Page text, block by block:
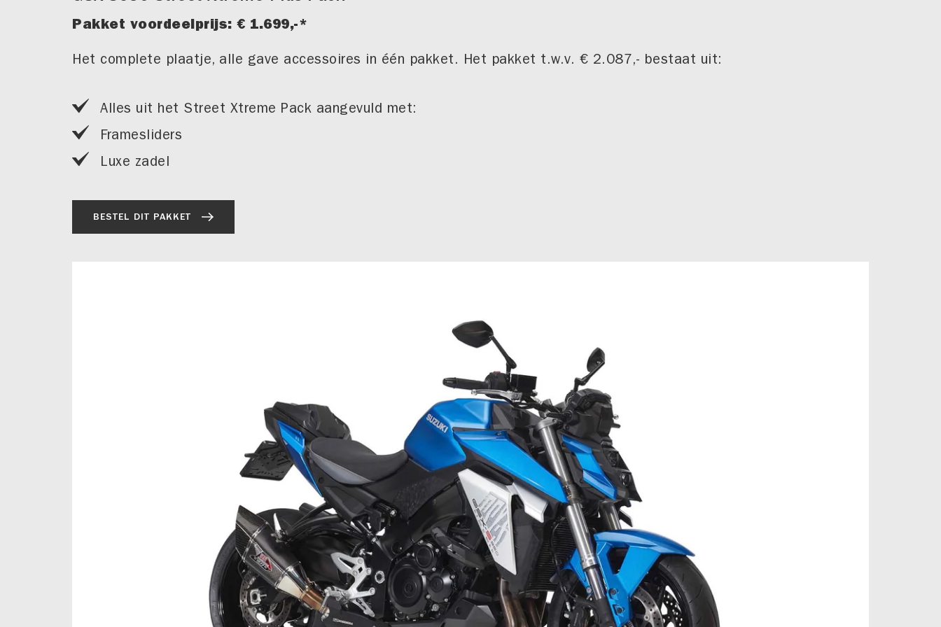
Pakket voordeelprijs: € 1.699,-*
Het complete plaatje, alle gave accessoires in één pakket. Het pakket t.w.v. € 2.087,- bestaat uit:
Alles uit het Street Xtreme Pack aangevuld met:
Framesliders
Luxe zadel
BESTEL DIT PAKKET